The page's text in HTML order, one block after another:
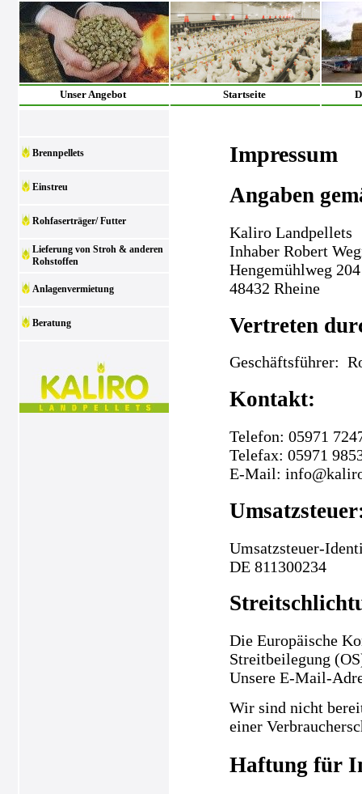
Unser Angebot Startseite
Brennpellets
Einstreu
Rohfaserträger/ Futter
Lieferung von Stroh & anderen
Rohstoffen
Anlagenvermietung
Beratung
Impressum
Angaben
Kaliro Landpellets
Inhaber Robert
Hengemühlweg 204
48432 Rheine
Vertreten
Geschäftsführer:
Kontakt:
Telefon: 05971
Telefax: 05971
E-Mail:
Umsatzsteuer-
DE 811300234
Die Europäische
Streitbeilegung
Unsere E-Mail-
Wir sind nicht
einer
Haftung für